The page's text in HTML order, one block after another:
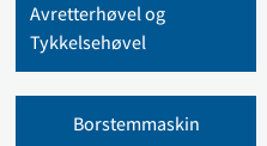
Avretterhøvel og
Tykkelsehøvel
Borstemmaskin